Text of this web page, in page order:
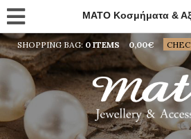
MATO Κοσμήματα &
SHOPPING BAG: 0 ITEMS 0,00€